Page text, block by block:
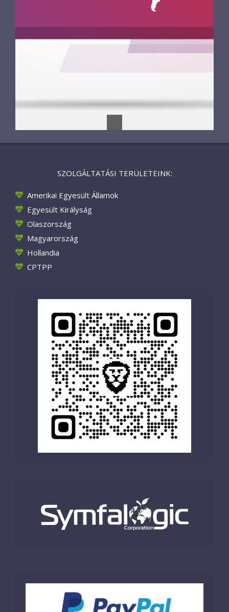
SZOLGÁLTATÁSI TERÜLETEINK:
Amerikai Egyesült Államok
Egyesült Királyság
Olaszország
Magyarország
Hollandia
CPTPP